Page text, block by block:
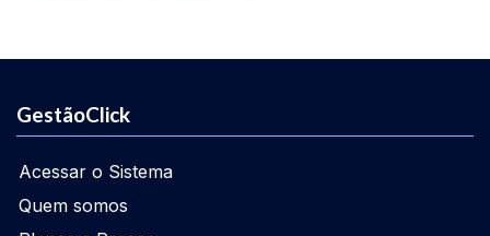
GestãoClick
Acessar o Sistema
Quem somos